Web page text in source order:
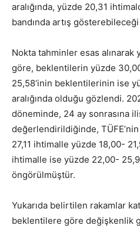
aralığında, yüzde 20,31
bandında artış
Nokta tahminler esas alınarak
göre, beklentilerin yüzde
25,58‘inin beklentilerinin ise
aralığında olduğu gözlendi.
döneminde, 24 ay sonrasına
değerlendirildiğinde,
27,11 ihtimalle yüzde 18,00-
ihtimalle ise yüzde 22,00-
öngörülmüştür.
Yukarıda belirtilen rakamlar
beklentilere göre değişkenlik